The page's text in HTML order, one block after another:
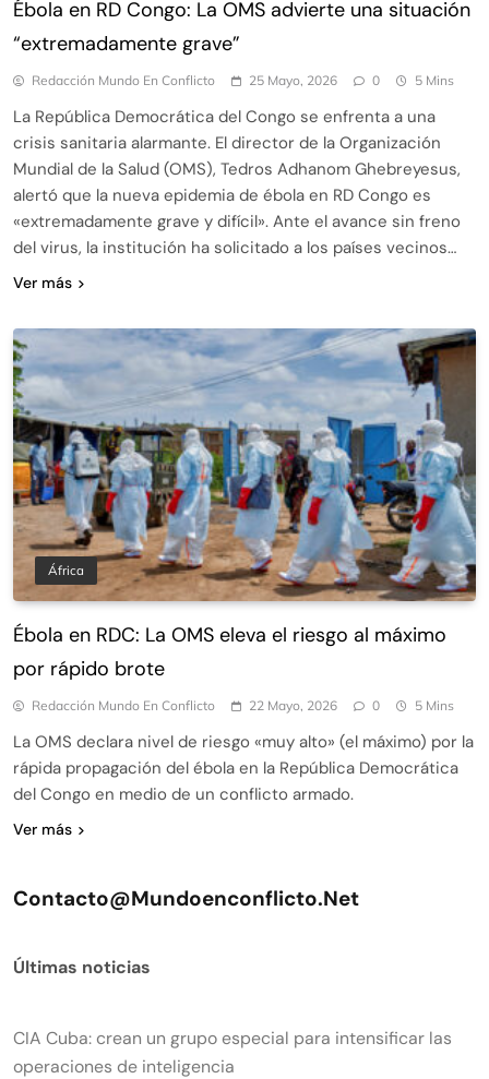
Ébola en RD Congo: La OMS advierte una situación
“extremadamente grave”
Redacción Mundo En Conflicto 25 Mayo, 2026 0 5 Mins
La República Democrática del Congo se enfrenta a una
crisis sanitaria alarmante. El director de la Organización
Mundial de la Salud (OMS), Tedros Adhanom Ghebreyesus,
alertó que la nueva epidemia de ébola en RD Congo es
«extremadamente grave y difícil». Ante el avance sin freno
del virus, la institución ha solicitado a los países vecinos…
Ver más
África
Ébola en RDC: La OMS eleva el riesgo al máximo
por rápido brote
Redacción Mundo En Conflicto 22 Mayo, 2026 0 5 Mins
La OMS declara nivel de riesgo «muy alto» (el máximo) por la
rápida propagación del ébola en la República Democrática
del Congo en medio de un conflicto armado.
Ver más
Contacto@mundoenconflicto.net
Últimas noticias
CIA Cuba: crean un grupo especial para intensificar las
operaciones de inteligencia